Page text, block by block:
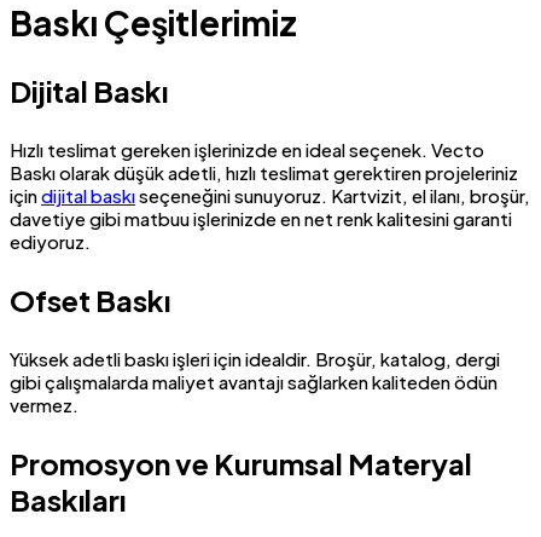
Baskı Çeşitlerimiz
Dijital Baskı
Hızlı teslimat gereken işlerinizde en ideal seçenek. Vecto
Baskı olarak düşük adetli, hızlı teslimat gerektiren projeleriniz
içindijital baskıseçeneğini sunuyoruz. Kartvizit, el ilanı, broşür,
davetiye gibi matbuu işlerinizde en net renk kalitesini garanti
ediyoruz.
Ofset Baskı
Yüksek adetli baskı işleri için idealdir. Broşür, katalog, dergi
gibi çalışmalarda maliyet avantajı sağlarken kaliteden ödün
vermez.
Promosyon ve Kurumsal Materyal
Baskıları